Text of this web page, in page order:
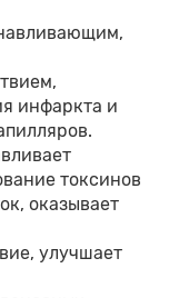
инфаркта и
токсинов
оказывает
улучшает